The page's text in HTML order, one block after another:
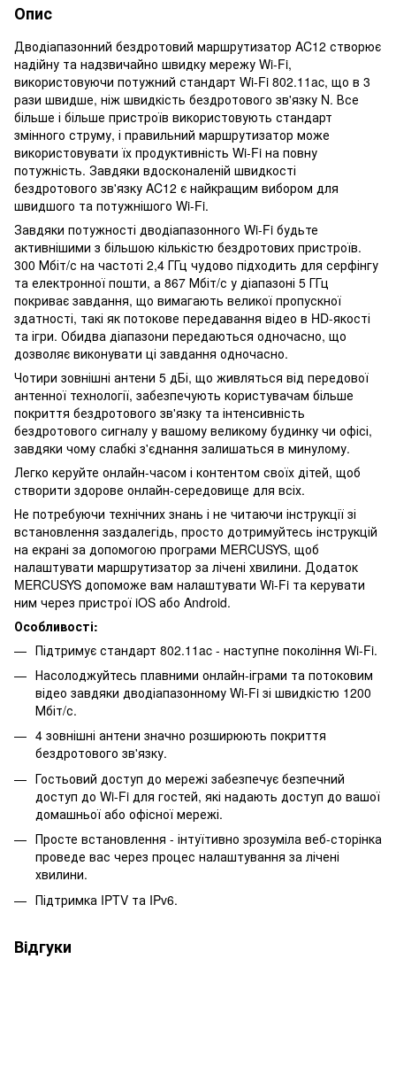
Опис
Дводіапазонний бездротовий маршрутизатор AC12 створює
надійну та надзвичайно швидку мережу Wi-Fi,
використовуючи потужний стандарт Wi-Fi 802.11ac, що в 3
рази швидше, ніж швидкість бездротового зв'язку N. Все
більше і більше пристроїв використовують стандарт
змінного струму, і правильний маршрутизатор може
використовувати їх продуктивність Wi-Fi на повну
потужність. Завдяки вдосконаленій швидкості
бездротового зв'язку AC12 є найкращим вибором для
швидшого та потужнішого Wi-Fi.
Завдяки потужності дводіапазонного Wi-Fi будьте
активнішими з більшою кількістю бездротових пристроїв.
300 Мбіт/с на частоті 2,4 ГГц чудово підходить для серфінгу
та електронної пошти, а 867 Мбіт/с у діапазоні 5 ГГц
покриває завдання, що вимагають великої пропускної
здатності, такі як потокове передавання відео в HD-якості
та ігри. Обидва діапазони передаються одночасно, що
дозволяє виконувати ці завдання одночасно.
Чотири зовнішні антени 5 дБі, що живляться від передової
антенної технології, забезпечують користувачам більше
покриття бездротового зв'язку та інтенсивність
бездротового сигналу у вашому великому будинку чи офісі,
завдяки чому слабкі з'єднання залишаться в минулому.
Легко керуйте онлайн-часом і контентом своїх дітей, щоб
створити здорове онлайн-середовище для всіх.
Не потребуючи технічних знань і не читаючи інструкції зі
встановлення заздалегідь, просто дотримуйтесь інструкцій
на екрані за допомогою програми MERCUSYS, щоб
налаштувати маршрутизатор за лічені хвилини. Додаток
MERCUSYS допоможе вам налаштувати Wi-Fi та керувати
ним через пристрої iOS або Android.
Особливості:
Підтримує стандарт 802.11ac - наступне покоління Wi-Fi.
Насолоджуйтесь плавними онлайн-іграми та потоковим
відео завдяки дводіапазонному Wi-Fi зі швидкістю 1200
Мбіт/с.
4 зовнішні антени значно розширюють покриття
бездротового зв'язку.
Гостьовий доступ до мережі забезпечує безпечний
доступ до Wi-Fi для гостей, які надають доступ до вашої
домашньої або офісної мережі.
Просте встановлення - інтуїтивно зрозуміла веб-сторінка
проведе вас через процес налаштування за лічені
хвилини.
Підтримка IPTV та IPv6.
Відгуки